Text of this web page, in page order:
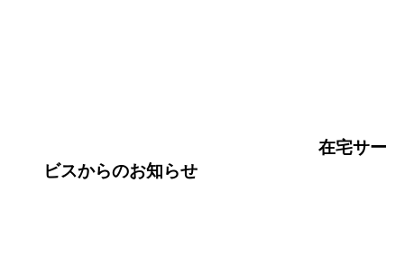
在宅サー
ビスからのお知らせ